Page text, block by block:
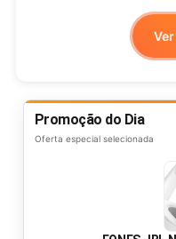
Promoção do Dia
Oferta especial selecionada